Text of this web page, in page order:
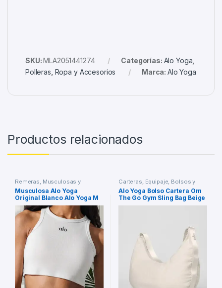
SKU:MLA2051441274 Categorías: Alo Yoga
Polleras Ropa y Accesorios Marca: Alo Yoga
Productos relacionados
Remeras, Musculosas y
Chombas Ropa y Accesorios
Musculosa Alo Yoga
Original Blanco Alo Yoga M
Lisa
Carteras, Equipaje, Bolsos y
Carteras Ropa y Accesorios
Alo Yoga Bolso Cartera Om
The Go Gym Sling Bag Beige
Lisa Beige